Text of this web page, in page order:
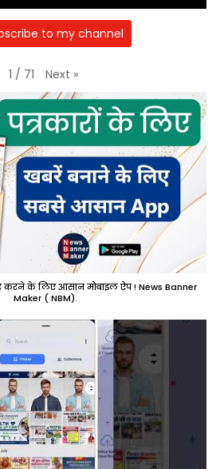
to my channel
1 / 71 Next »
करने के लिए आसान मोबाइल ऐप ! News Banner
Maker ( NBM).